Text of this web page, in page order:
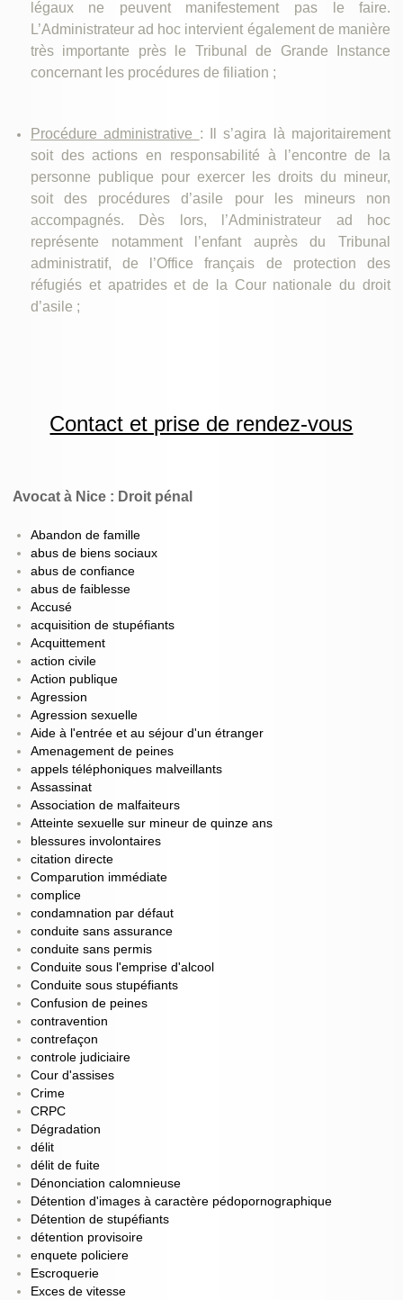
légaux ne peuvent manifestement pas le faire.
L’Administrateur ad hoc intervient également de manière
très importante près le Tribunal de Grande Instance
concernant les procédures de filiation ;
Procédure administrative : Il s’agira là majoritairement
soit des actions en responsabilité à l’encontre de la
personne publique pour exercer les droits du mineur,
soit des procédures d’asile pour les mineurs non
accompagnés. Dès lors, l’Administrateur ad hoc
représente notamment l’enfant auprès du Tribunal
administratif, de l’Office français de protection des
réfugiés et apatrides et de la Cour nationale du droit
d’asile ;
Contact et prise de rendez-vous
Avocat à Nice : Droit pénal
Abandon de famille
abus de biens sociaux
abus de confiance
abus de faiblesse
Accusé
acquisition de stupéfiants
Acquittement
action civile
Action publique
Agression
Agression sexuelle
Aide à l'entrée et au séjour d'un étranger
Amenagement de peines
appels téléphoniques malveillants
Assassinat
Association de malfaiteurs
Atteinte sexuelle sur mineur de quinze ans
blessures involontaires
citation directe
Comparution immédiate
complice
condamnation par défaut
conduite sans assurance
conduite sans permis
Conduite sous l'emprise d'alcool
Conduite sous stupéfiants
Confusion de peines
contravention
contrefaçon
controle judiciaire
Cour d'assises
Crime
CRPC
Dégradation
délit
délit de fuite
Dénonciation calomnieuse
Détention d'images à caractère pédopornographique
Détention de stupéfiants
détention provisoire
enquete policiere
Escroquerie
Exces de vitesse